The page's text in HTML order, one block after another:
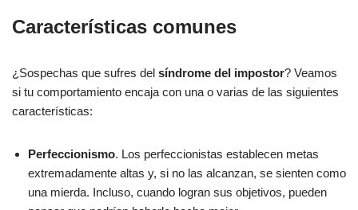
Características comunes
¿Sospechas que sufres del síndrome del impostor? Veamos
si tu comportamiento encaja con una o varias de las siguientes
características:
Perfeccionismo. Los perfeccionistas establecen metas
extremadamente altas y, si no las alcanzan, se sienten como
una mierda. Incluso, cuando logran sus objetivos, pueden